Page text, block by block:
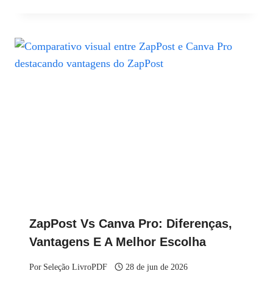
ZapPost Vs Canva Pro: Diferenças,
Vantagens E A Melhor Escolha
Por Seleção LivroPDF 28 de jun de 2026